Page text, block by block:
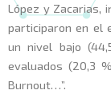
López y Zacarias,
participaron en el
un nivel bajo
evaluados (20,3
Burnout…”.